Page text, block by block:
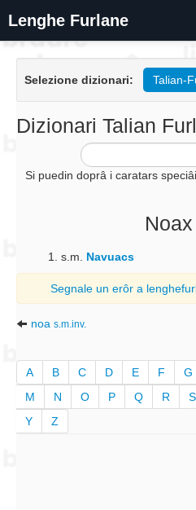
Lenghe Furlane
Formari
Coretôr Ortografic
Informazions
Selezione dizionari: Talian-
Dizionari Talian
Si puedin doprâ i caratars
Noax
s.m. Navuacs
Segnale un erôr a
noa s.m.inv.
A B C D E F G
M
N O P Q R S
Y
Z